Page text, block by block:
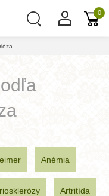
0
Anémia
Artritída